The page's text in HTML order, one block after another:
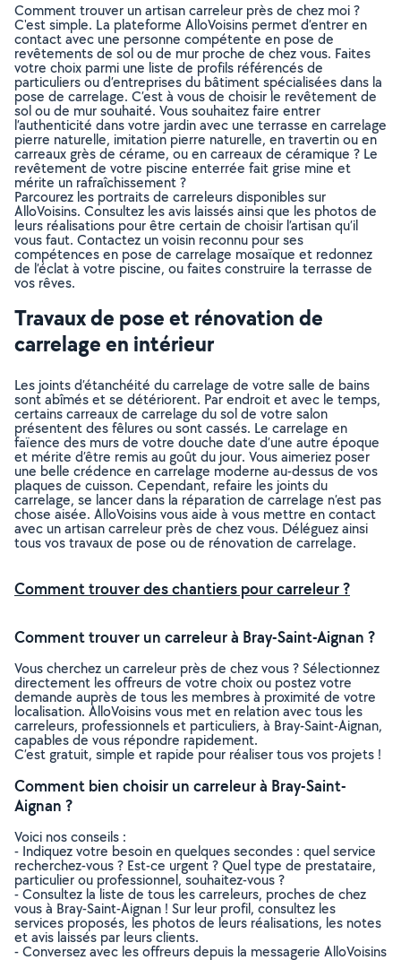
Comment trouver un artisan carreleur près de chez moi ?
C'est simple. La plateforme AlloVoisins permet d’entrer en
contact avec une personne compétente en pose de
revêtements de sol ou de mur proche de chez vous. Faites
votre choix parmi une liste de profils référencés de
particuliers ou d’entreprises du bâtiment spécialisées dans la
pose de carrelage. C’est à vous de choisir le revêtement de
sol ou de mur souhaité. Vous souhaitez faire entrer
l’authenticité dans votre jardin avec une terrasse en carrelage
pierre naturelle, imitation pierre naturelle, en travertin ou en
carreaux grès de cérame, ou en carreaux de céramique ? Le
revêtement de votre piscine enterrée fait grise mine et
mérite un rafraîchissement ?
Parcourez les portraits de carreleurs disponibles sur
AlloVoisins. Consultez les avis laissés ainsi que les photos de
leurs réalisations pour être certain de choisir l’artisan qu’il
vous faut. Contactez un voisin reconnu pour ses
compétences en pose de carrelage mosaïque et redonnez
de l’éclat à votre piscine, ou faites construire la terrasse de
vos rêves.
Travaux de pose et rénovation de
carrelage en intérieur
Les joints d’étanchéité du carrelage de votre salle de bains
sont abîmés et se détériorent. Par endroit et avec le temps,
certains carreaux de carrelage du sol de votre salon
présentent des fêlures ou sont cassés. Le carrelage en
faïence des murs de votre douche date d’une autre époque
et mérite d’être remis au goût du jour. Vous aimeriez poser
une belle crédence en carrelage moderne au-dessus de vos
plaques de cuisson. Cependant, refaire les joints du
carrelage, se lancer dans la réparation de carrelage n’est pas
chose aisée. AlloVoisins vous aide à vous mettre en contact
avec un artisan carreleur près de chez vous. Déléguez ainsi
tous vos travaux de pose ou de rénovation de carrelage.
Comment trouver des chantiers pour carreleur ?
Comment trouver un carreleur à Bray-Saint-Aignan ?
Vous cherchez un carreleur près de chez vous ? Sélectionnez
directement les offreurs de votre choix ou postez votre
demande auprès de tous les membres à proximité de votre
localisation. AlloVoisins vous met en relation avec tous les
carreleurs, professionnels et particuliers, à Bray-Saint-Aignan,
capables de vous répondre rapidement.
C’est gratuit, simple et rapide pour réaliser tous vos projets !
Comment bien choisir un carreleur à Bray-Saint-
Aignan ?
Voici nos conseils :
- Indiquez votre besoin en quelques secondes : quel service
recherchez-vous ? Est-ce urgent ? Quel type de prestataire,
particulier ou professionnel, souhaitez-vous ?
- Consultez la liste de tous les carreleurs, proches de chez
vous à Bray-Saint-Aignan ! Sur leur profil, consultez les
services proposés, les photos de leurs réalisations, les notes
et avis laissés par leurs clients.
- Conversez avec les offreurs depuis la messagerie AlloVoisins